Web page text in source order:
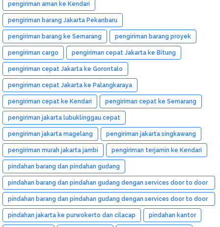
pengiriman aman ke Kendari
pengiriman barang Jakarta Pekanbaru
pengiriman barang ke Semarang pengiriman barang proyek
pengiriman cargo pengiriman cepat Jakarta ke Bitung
pengiriman cepat Jakarta ke Gorontalo
pengiriman cepat Jakarta ke Palangkaraya
pengiriman cepat ke Kendari pengiriman cepat ke Semarang
pengiriman jakarta lubuklinggau cepat
pengiriman jakarta magelang pengiriman jakarta singkawang
pengiriman murah jakarta jambi pengiriman terjamin ke Kendari
pindahan barang dan pindahan gudang
pindahan barang dan pindahan gudang dengan services door to door
dan murah
pindahan barang dan pindahan gudang dengan services door to door
dan murah medan
pindahan jakarta ke purwokerto dan cilacap pindahan kantor